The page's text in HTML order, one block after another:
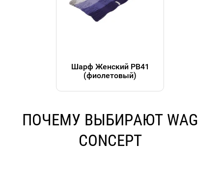
Шарф Женский РВ41
(фиолетовый)
ПОЧЕМУ ВЫБИРАЮТ WAG
CONCEPT